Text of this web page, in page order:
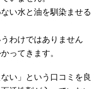
い水と油を馴染ませる
わけではありません
ってきます。
い」という口コミを良